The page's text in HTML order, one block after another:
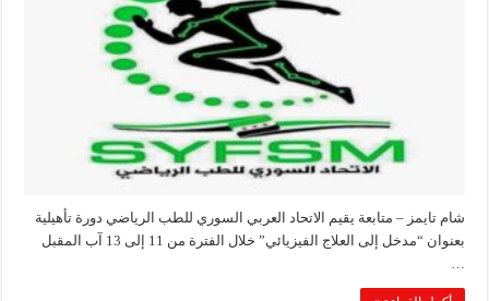
شام تايمز – متابعة يقيم الاتحاد العربي السوري للطب الرياضي دورة تأهيلية
بعنوان “مدخل إلى العلاج الفيزيائي” خلال الفترة من 11 إلى 13 آب المقبل
…